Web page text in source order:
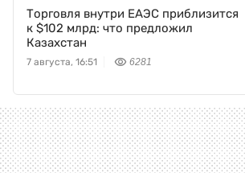
Торговля внутри ЕАЭС приблизится
к $102 млрд: что предложил
Казахстан
7 августа, 16:51 6281